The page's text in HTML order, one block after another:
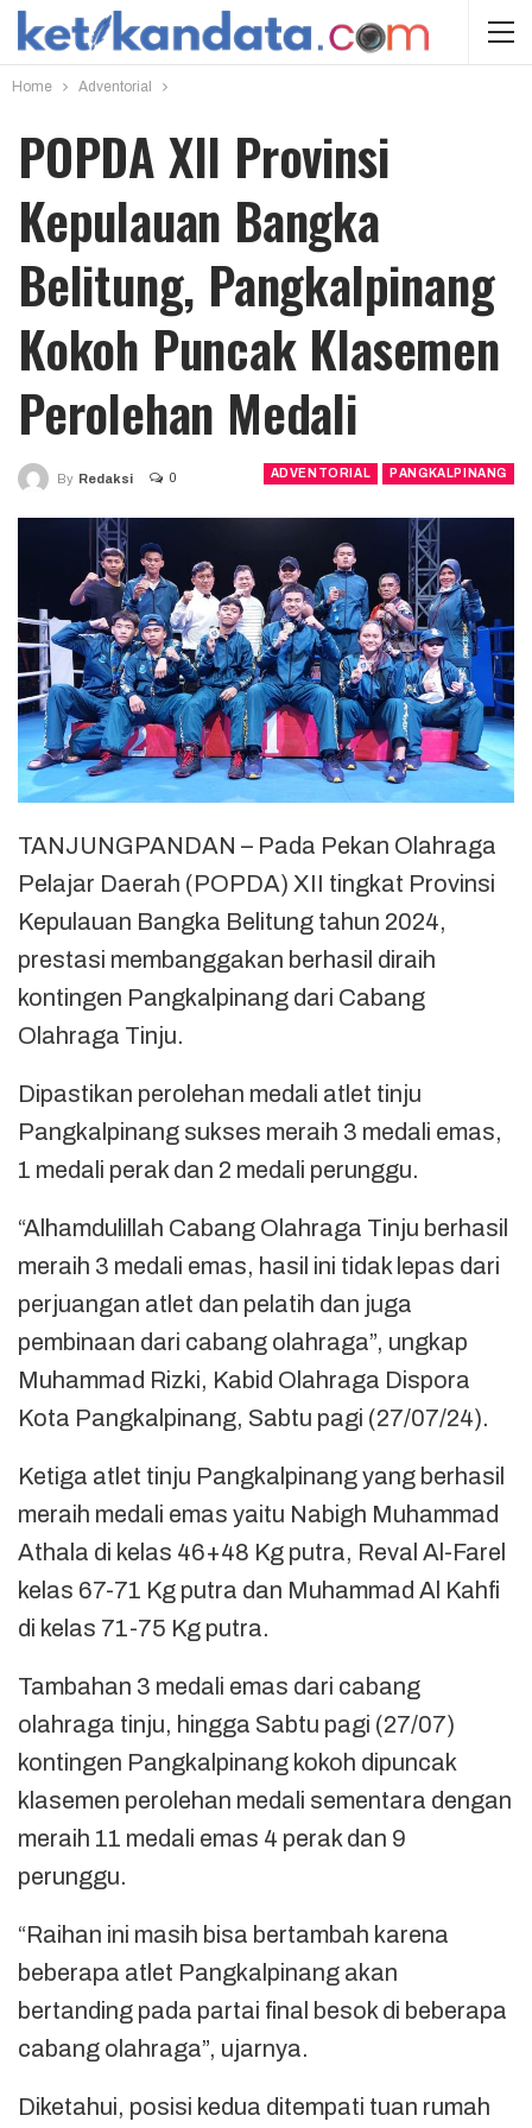
Home Adventorial
POPDA XII Provinsi
Kepulauan Bangka
Belitung, Pangkalpinang
Kokoh Puncak Klasemen
Perolehan Medali
ADVENTORIAL PANGKALPINANG
By Redaksi 0
TANJUNGPANDAN – Pada Pekan Olahraga
Pelajar Daerah (POPDA) XII tingkat Provinsi
Kepulauan Bangka Belitung tahun 2024,
prestasi membanggakan berhasil diraih
kontingen Pangkalpinang dari Cabang
Olahraga Tinju.
Dipastikan perolehan medali atlet tinju
Pangkalpinang sukses meraih 3 medali emas,
1 medali perak dan 2 medali perunggu.
“Alhamdulillah Cabang Olahraga Tinju berhasil
meraih 3 medali emas, hasil ini tidak lepas dari
perjuangan atlet dan pelatih dan juga
pembinaan dari cabang olahraga”, ungkap
Muhammad Rizki, Kabid Olahraga Dispora
Kota Pangkalpinang, Sabtu pagi (27/07/24).
Ketiga atlet tinju Pangkalpinang yang berhasil
meraih medali emas yaitu Nabigh Muhammad
Athala di kelas 46+48 Kg putra, Reval Al-Farel
kelas 67-71 Kg putra dan Muhammad Al Kahfi
di kelas 71-75 Kg putra.
Tambahan 3 medali emas dari cabang
olahraga tinju, hingga Sabtu pagi (27/07)
kontingen Pangkalpinang kokoh dipuncak
klasemen perolehan medali sementara dengan
meraih 11 medali emas 4 perak dan 9
perunggu.
“Raihan ini masih bisa bertambah karena
beberapa atlet Pangkalpinang akan
bertanding pada partai final besok di beberapa
cabang olahraga”, ujarnya.
Diketahui, posisi kedua ditempati tuan rumah